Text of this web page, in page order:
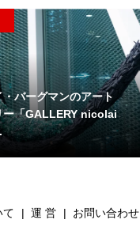
バーグマンのアート
ー「GALLERY nicolai
て 運 営 お問い合わせ